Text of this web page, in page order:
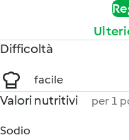
Difficoltà
facile
Valori nutritivi per 1
Sodio